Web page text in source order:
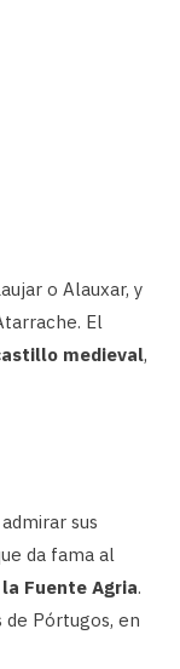
o Alauxar, y
El
medieval,
sus
da fama al
Fuente Agria.
Pórtugos, en